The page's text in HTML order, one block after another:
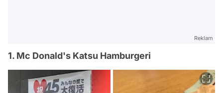
Reklam
1. Mc Donald's Katsu Hamburgeri